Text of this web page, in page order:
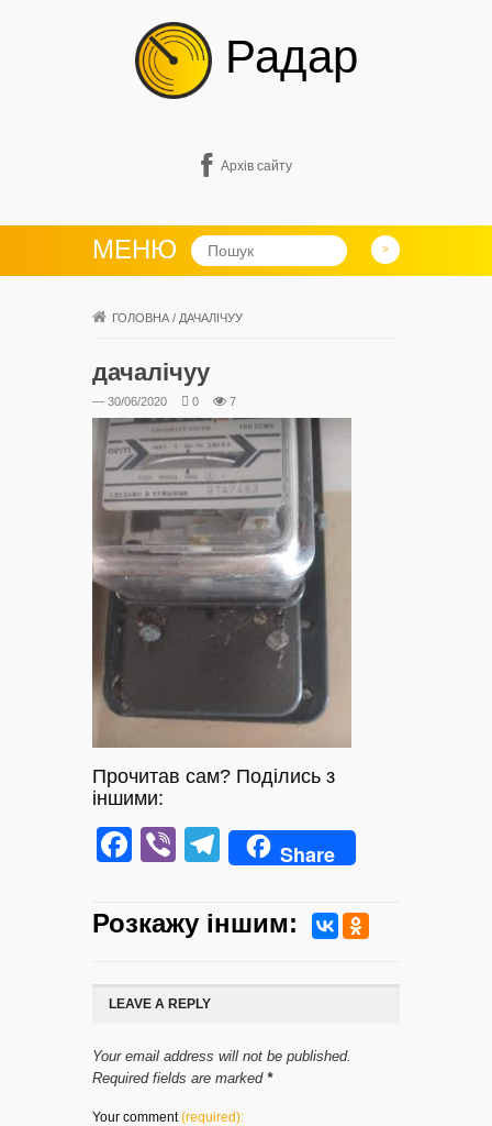
Радар
Архів сайту
МЕНЮ
ГОЛОВНА / ДАЧАЛІЧУУ
дачалічуу
— 30/06/2020 0 7
Прочитав сам? Поділись з
іншими:
Facebook
ViberTelegram
Share
Розкажу iншим:
LEAVE A REPLY
Your email address will not be published.
Required fields are marked *
Your comment(required):